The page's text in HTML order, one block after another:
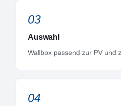
03
Auswahl
Wallbox passend zur PV und
04